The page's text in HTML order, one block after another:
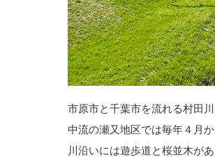
市原市と千葉市を流れる村田川
中流の瀬又地区では毎年４月
川沿いには遊歩道と桜並木が